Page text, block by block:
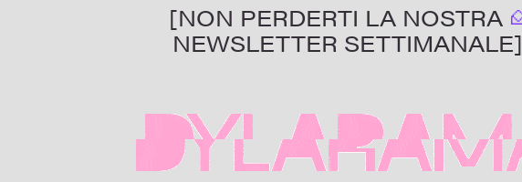
[NON PERDERTI LA NOSTRA
NEWSLETTER SETTIMANALE]